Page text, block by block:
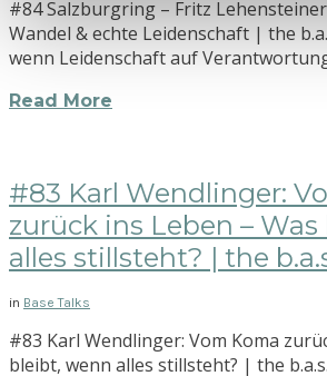
#84 Salzburgring – Fritz
Wandel & echte Leidenschaft | the
wenn Leidenschaft auf
Read More
#83 Karl Wendlinger:
zurück ins Leben –
alles stillsteht? | the
in Base Talks
#83 Karl Wendlinger: Vom Koma
bleibt, wenn alles stillsteht? | the